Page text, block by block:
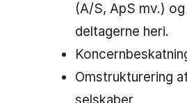
(A/S, ApS mv.) og
deltagerne heri.
Omstrukturering